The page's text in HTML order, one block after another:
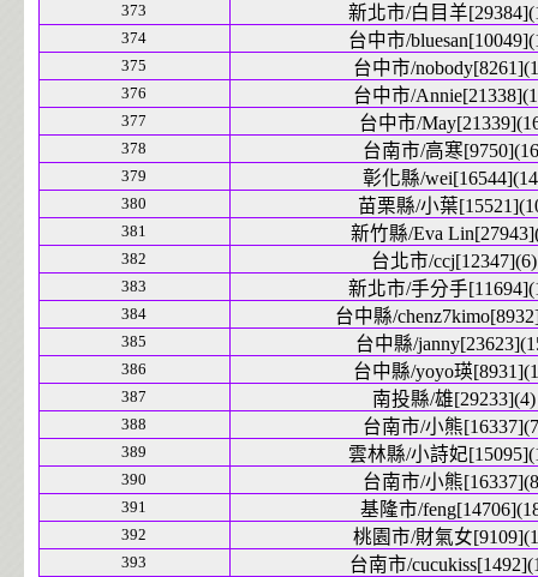
373 新北市/白目羊
374 台中市/
375 台中市/
376 台中市/
377 台中市/
378 台南市/高寒
379 彰化縣/
380 苗栗縣/小葉
381 新竹縣/Eva
382 台北市/ccj[12347](6)
383 新北市/手分手
384 台中縣/
385 台中縣/
386 台中縣/yoyo瑛
387 南投縣/雄[29233](4)
388 台南市/小熊
389 雲林縣/小詩妃
390 台南市/小熊
391 基隆市/
392 桃園市/財氣女
393 台南市/